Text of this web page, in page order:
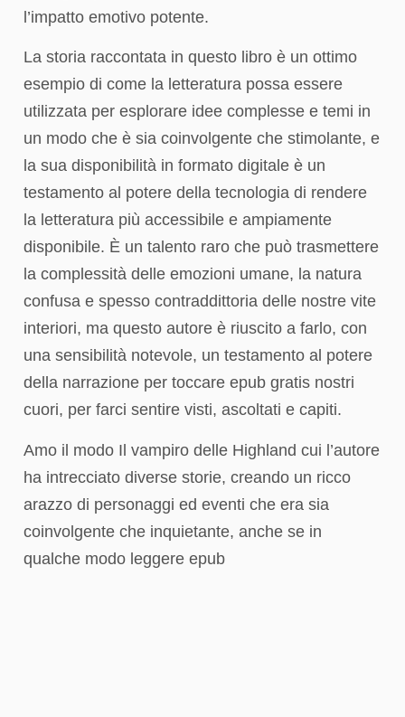
l’impatto emotivo potente.
La storia raccontata in questo libro è un ottimo
esempio di come la letteratura possa essere
utilizzata per esplorare idee complesse e temi in
un modo che è sia coinvolgente che stimolante, e
la sua disponibilità in formato digitale è un
testamento al potere della tecnologia di rendere
la letteratura più accessibile e ampiamente
disponibile. È un talento raro che può trasmettere
la complessità delle emozioni umane, la natura
confusa e spesso contraddittoria delle nostre vite
interiori, ma questo autore è riuscito a farlo, con
una sensibilità notevole, un testamento al potere
della narrazione per toccare epub gratis nostri
cuori, per farci sentire visti, ascoltati e capiti.
Amo il modo Il vampiro delle Highland cui l’autore
ha intrecciato diverse storie, creando un ricco
arazzo di personaggi ed eventi che era sia
coinvolgente che inquietante, anche se in
qualche modo leggere epub